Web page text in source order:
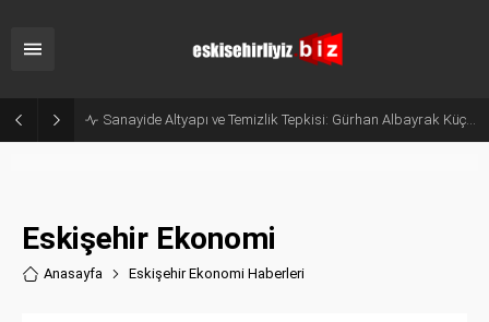
Sanayide Altyapı ve Temizlik Tepkisi: Gürhan Albayrak Küçük Sanayi Esnafını Ziyaret Etti
Eskişehir Ekonomi
Anasayfa Eskişehir Ekonomi Haberleri